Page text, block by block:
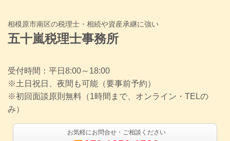
相模原市南区の税理士・相続や資産承継に強い
五十嵐税理士事務所
受付時間：平日8:00～18:00
※土日祝日、夜間も可能（要事前予約）
※初回面談原則無料（1時間まで、オンライン・TELの
み）
お気軽にお問合せ・ご相談ください